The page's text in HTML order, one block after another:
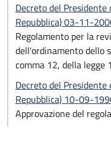
Decreto del
Repubblica) 03-11-
Regolamento per la
dell'ordinamento dello
comma 12, della legge
Decreto del Presidente
Repubblica) 10-09-
Approvazione del